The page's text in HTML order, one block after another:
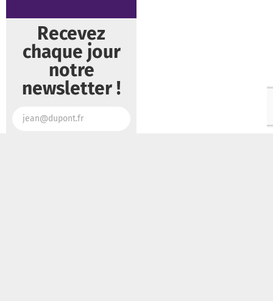
Recevez
chaque jour
notre
newsletter !